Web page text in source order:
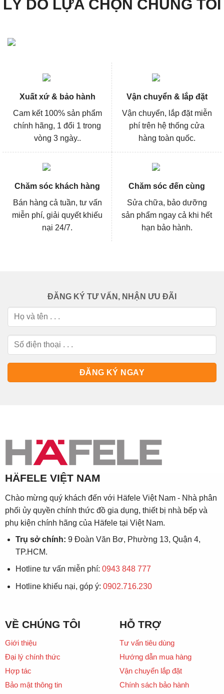
LÝ DO LỰA CHỌN CHÚNG TÔI
Xuất xứ & bảo hành
Cam kết 100% sản phẩm
chính hãng, 1 đổi 1 trong
vòng 3 ngày..
Vận chuyển & lắp đặt
Vận chuyển, lắp đặt miễn
phí trên hệ thống cửa
hàng toàn quốc.
Chăm sóc khách hàng
Bán hàng cả tuần, tư vấn
miễn phí, giải quyết khiếu
nại 24/7.
Chăm sóc đến cùng
Sửa chữa, bảo dưỡng
sản phẩm ngay cả khi hết
hạn bảo hành.
ĐĂNG KÝ TƯ VẤN, NHẬN ƯU ĐÃI
HÄFELE VIỆT NAM
Chào mừng quý khách đến với Häfele Việt Nam - Nhà phân
phối ủy quyền chính thức đồ gia dụng, thiết bị nhà bếp và
phụ kiện chính hãng của Häfele tại Việt Nam.
Trụ sở chính: 9 Đoàn Văn Bơ, Phường 13, Quận 4,
TP.HCM.
Hotline tư vấn miễn phí: 0943 848 777
Hotline khiếu nại, góp ý: 0902.716.230
VỀ CHÚNG TÔI
Giới thiệu
Đại lý chính thức
Hợp tác
Bảo mật thông tin
HỖ TRỢ
Tư vấn tiêu dùng
Hướng dẫn mua hàng
Vận chuyển lắp đặt
Chính sách bảo hành